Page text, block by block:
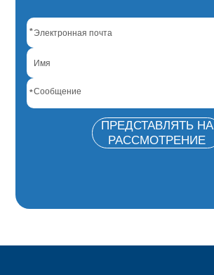
*
*
ПРЕДСТАВЛЯТЬ НА
РАССМОТРЕНИЕ